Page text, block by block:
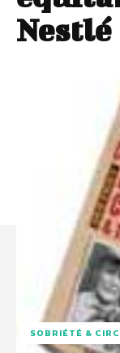
Nestlé
SOBRIÉTÉ &